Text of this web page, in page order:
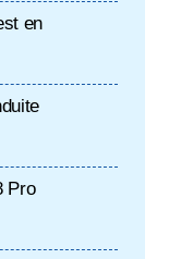
en
Pro